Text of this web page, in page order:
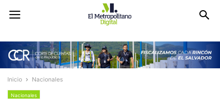
Inicio Nacionales
Nacionales